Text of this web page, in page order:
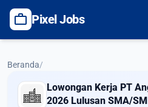
work Pixel Jobs
Beranda/
Lowongan Kerja PT
2026 Lulusan SMA/